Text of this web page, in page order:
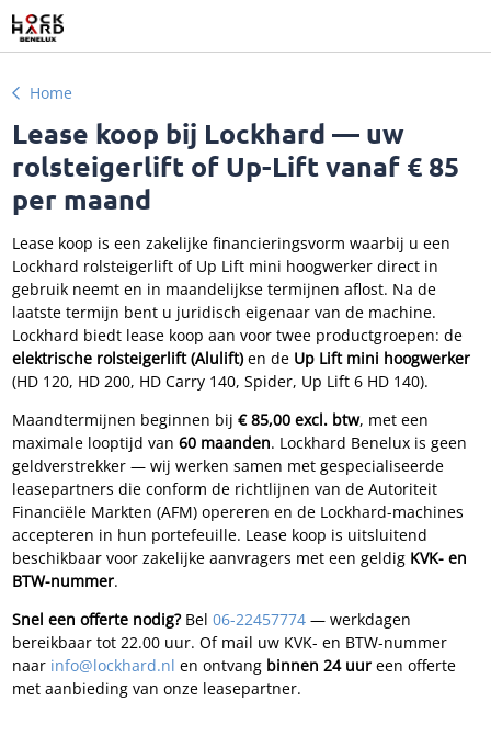
Home
Lease koop bij Lockhard — uw
rolsteigerlift of Up-Lift vanaf € 85
per maand
Lease koop is een zakelijke financieringsvorm waarbij u een
Lockhard rolsteigerlift of Up Lift mini hoogwerker direct in
gebruik neemt en in maandelijkse termijnen aflost. Na de
laatste termijn bent u juridisch eigenaar van de machine.
Lockhard biedt lease koop aan voor twee productgroepen: de
elektrische rolsteigerlift (Alulift)en de Up Lift mini hoogwerker
(HD 120, HD 200, HD Carry 140, Spider, Up Lift 6 HD 140).
Maandtermijnen beginnen bij € 85,00 excl. btw, met een
maximale looptijd van 60 maanden. Lockhard Benelux is geen
geldverstrekker — wij werken samen met gespecialiseerde
leasepartners die conform de richtlijnen van de Autoriteit
Financiële Markten (AFM) opereren en de Lockhard-machines
accepteren in hun portefeuille. Lease koop is uitsluitend
beschikbaar voor zakelijke aanvragers met een geldig KVK- en
BTW-nummer.
Snel een offerte nodig?Bel 06-22457774— werkdagen
bereikbaar tot 22.00 uur. Of mail uw KVK- en BTW-nummer
naar info@lockhard.nl en ontvang binnen 24 uureen offerte
met aanbieding van onze leasepartner.